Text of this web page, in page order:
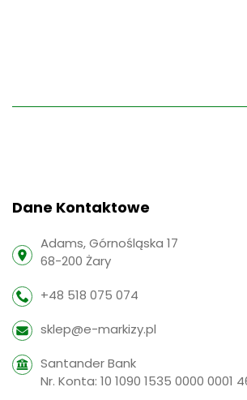
Dane Kontaktowe
Adams, Górnośląska 17
68-200 Żary
+48 518 075 074
sklep@e-markizy.pl
Santander Bank
Nr. Konta: 10 1090 1535 0000 0001